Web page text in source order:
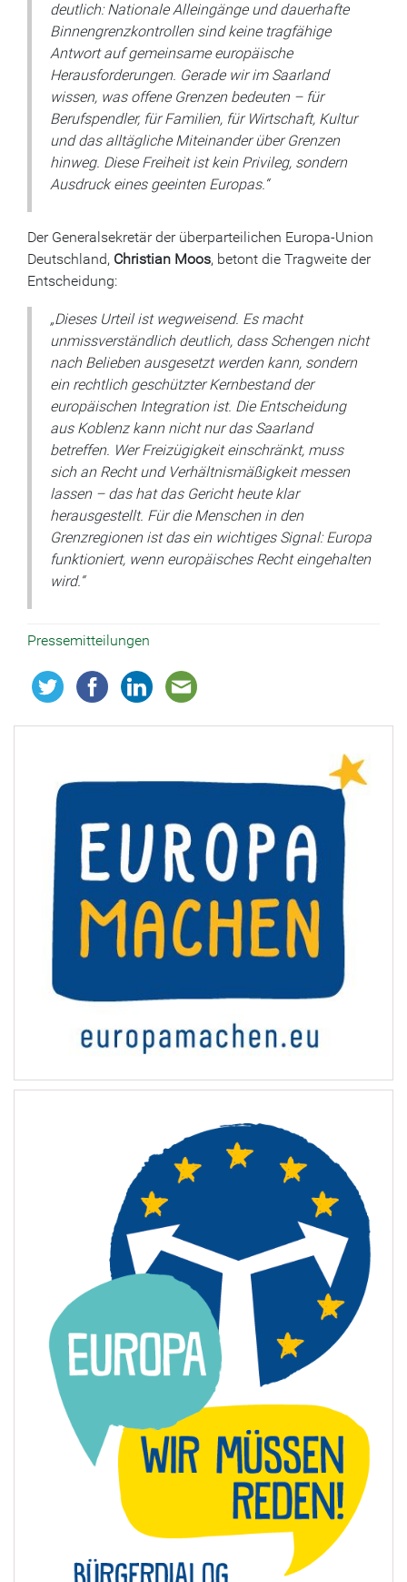
deutlich: Nationale Alleingänge und dauerhafte
Binnengrenzkontrollen sind keine tragfähige
Antwort auf gemeinsame europäische
Herausforderungen. Gerade wir im Saarland
wissen, was offene Grenzen bedeuten – für
Berufspendler, für Familien, für Wirtschaft, Kultur
und das alltägliche Miteinander über Grenzen
hinweg. Diese Freiheit ist kein Privileg, sondern
Ausdruck eines geeinten Europas.“
Der Generalsekretär der überparteilichen Europa-Union
Deutschland, Christian Moos, betont die Tragweite der
Entscheidung:
„Dieses Urteil ist wegweisend. Es macht
unmissverständlich deutlich, dass Schengen nicht
nach Belieben ausgesetzt werden kann, sondern
ein rechtlich geschützter Kernbestand der
europäischen Integration ist. Die Entscheidung
aus Koblenz kann nicht nur das Saarland
betreffen. Wer Freizügigkeit einschränkt, muss
sich an Recht und Verhältnismäßigkeit messen
lassen – das hat das Gericht heute klar
herausgestellt. Für die Menschen in den
Grenzregionen ist das ein wichtiges Signal: Europa
funktioniert, wenn europäisches Recht eingehalten
wird.“
Pressemitteilungen